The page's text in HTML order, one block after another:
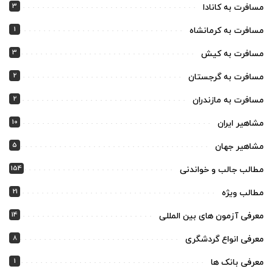
مسافرت به کانادا 3
مسافرت به کرمانشاه 1
مسافرت به کیش 3
مسافرت به گرجستان 2
مسافرت به مازندران 2
مشاهیر ایران 10
مشاهیر جهان 5
مطالب جالب و خواندنی 154
مطالب ویژه 21
معرفی آزمون های بین المللی 14
معرفی انواع گردشگری 8
معرفی بانک ها 1